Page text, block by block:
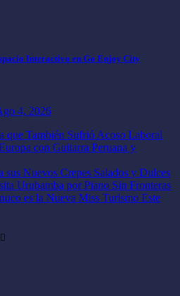
Interactivo en Go Enjoy City
4, 2026
que También Sufrió Acoso Laboral
con Guitarra Peruana y
sus Nuevos Crepes Salados y Dulces
Urubamba por Piano Sin Fronteras
es la Nueva Miss Turismo Este